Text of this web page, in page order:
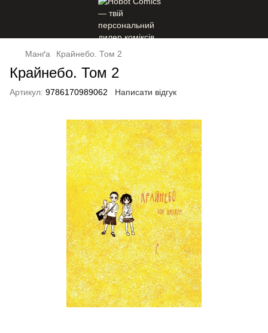
Манґа Крайнебо. Том 2
Крайнебо. Том 2
Артикул: 9786170989062 Написати відгук